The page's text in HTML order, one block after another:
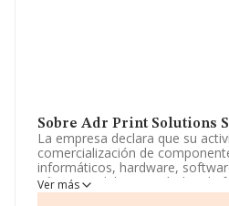
Sobre Adr Print Solutions
La empresa declara que su
comercialización de
informáticos, hardware,
oficina, mobiliario, artículos de
sonido, material electrónico,
Ver más